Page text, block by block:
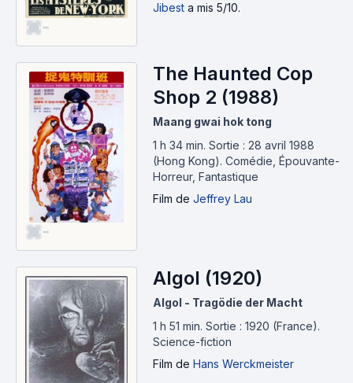
-
Jibest a mis 5/10.
-
The Haunted Cop
Shop 2 (1988)
Maang gwai hok tong
1 h 34 min. Sortie : 28 avril 1988
(Hong Kong). Comédie, Épouvante-
Horreur, Fantastique
Film de Jeffrey Lau
Algol (1920)
Algol - Tragödie der Macht
1 h 51 min. Sortie : 1920 (France).
Science-fiction
Film de Hans Werckmeister